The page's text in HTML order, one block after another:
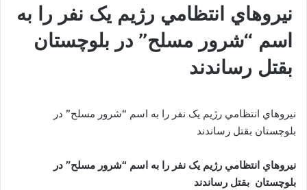
نيروهاي انتظامي رژيم یک نفر را به
اسم “شرور مسلح” در بلوچستان
بقتل رساندند
نيروهاي انتظامي رژيم یک نفر را به اسم “شرور مسلح” در
بلوچستان بقتل رساندند
نيروهاي انتظامي رژيم یک نفر را به اسم “شر ور مسلح” در
بلوچستان بقتل رساندند